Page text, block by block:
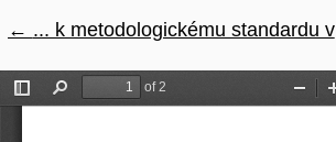
← Návrat na podrobnosti článku
... k metodologickému standardu v pedagogice